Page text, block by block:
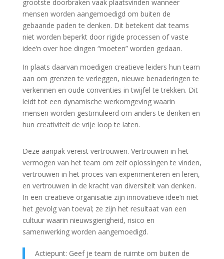
grootste doorbraken vaak plaatsvinden wanneer
mensen worden aangemoedigd om buiten de
gebaande paden te denken. Dit betekent dat teams
niet worden beperkt door rigide processen of vaste
idee‘n over hoe dingen “moeten” worden gedaan.
In plaats daarvan moedigen creatieve leiders hun team
aan om grenzen te verleggen, nieuwe benaderingen te
verkennen en oude conventies in twijfel te trekken. Dit
leidt tot een dynamische werkomgeving waarin
mensen worden gestimuleerd om anders te denken en
hun creativiteit de vrije loop te laten.
Deze aanpak vereist vertrouwen. Vertrouwen in het
vermogen van het team om zelf oplossingen te vinden,
vertrouwen in het proces van experimenteren en leren,
en vertrouwen in de kracht van diversiteit van denken.
In een creatieve organisatie zijn innovatieve idee‘n niet
het gevolg van toeval; ze zijn het resultaat van een
cultuur waarin nieuwsgierigheid, risico en
samenwerking worden aangemoedigd.
Actiepunt: Geef je team de ruimte om buiten de